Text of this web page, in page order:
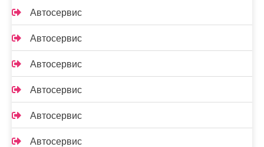
Автосервис
Автосервис
Автосервис
Автосервис
Автосервис
Автосервис